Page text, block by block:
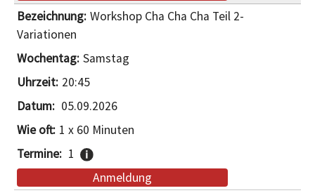
Workshop Cha Cha Cha Teil 2-
Variationen
Samstag
20:45
05.09.2026
1 x 60 Minuten
1
Anmeldung